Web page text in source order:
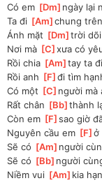
Có em [Dm ]ngày lại
Ta đi [Am ]
chung
Ánh mặt [Dm ]trời
Nơi mà [C ]
xưa có
Rồi chia [Am ]tay ta đi
Rồi anh [F ]
đi tìm
Có một [C ]người mà
Rất chân [Bb ]thành
Còn em [F ]
sao giờ
Nguyên cầu em [F ]
ở
Sẽ có [Am ]người
Sẽ có [Bb ]người
Niềm vui [Am ]kia